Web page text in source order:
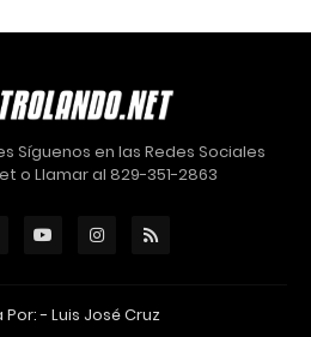
Síguenos en las Redes Sociales
o Llamar al 829-351-2863
Por: - Luis José Cruz